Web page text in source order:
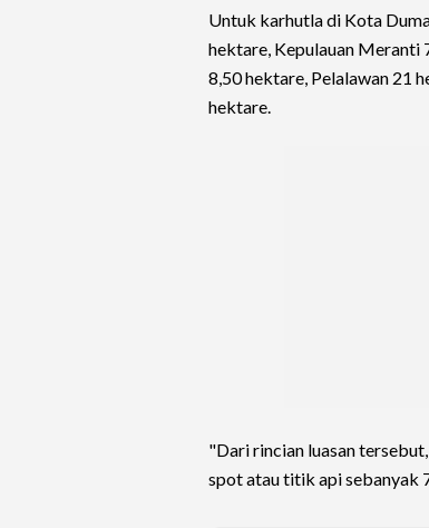
Untuk karhutla di Kota
hektare, Kepulauan Meranti
8,50 hektare, Pelalawan 21
hektare.
"Dari rincian luasan
spot atau titik api sebanyak